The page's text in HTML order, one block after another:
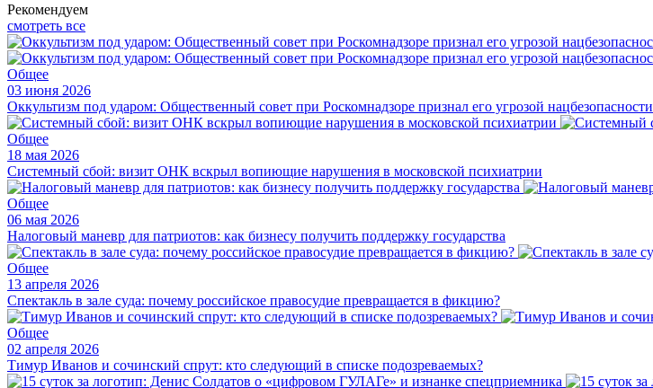
Рекомендуем
смотреть все
Общее
03 июня 2026
Оккультизм под ударом: Общественный совет при Роскомнадзоре признал его угрозой нацбезопасности
Общее
18 мая 2026
Системный сбой: визит ОНК вскрыл вопиющие нарушения в московской психиатрии
Общее
06 мая 2026
Налоговый маневр для патриотов: как бизнесу получить поддержку государства
Общее
13 апреля 2026
Спектакль в зале суда: почему российское правосудие превращается в фикцию?
Общее
02 апреля 2026
Тимур Иванов и сочинский спрут: кто следующий в списке подозреваемых?